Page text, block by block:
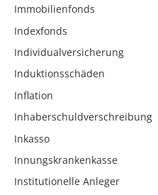
Immobilienfonds
Indexfonds
Individualversicherung
Induktionsschäden
Inflation
Inhaberschuldverschreibung
Inkasso
Innungskrankenkasse
Institutionelle Anleger